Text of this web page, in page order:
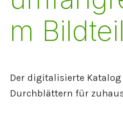
m Bildteil
Der digitalisierte
Durchblättern für